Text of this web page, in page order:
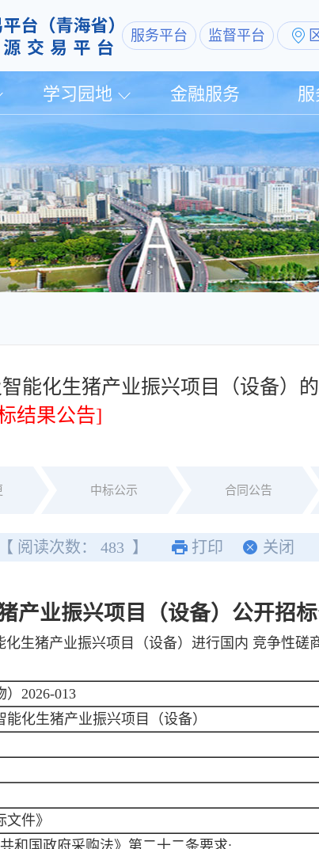
服务平台 监督平台
学习园地 金融服务 服
能化生猪产业振兴项目（设备）
结果公告]
中标公示 合同公告
【 阅读次数： 483 】 打印 关闭
产业振兴项目（设备） 公开招
生猪产业振兴项目（设备）进行国内 竞争性磋
2026-013
化生猪产业振兴项目（设备）
件》
和国政府采购法》第二十二条要求;